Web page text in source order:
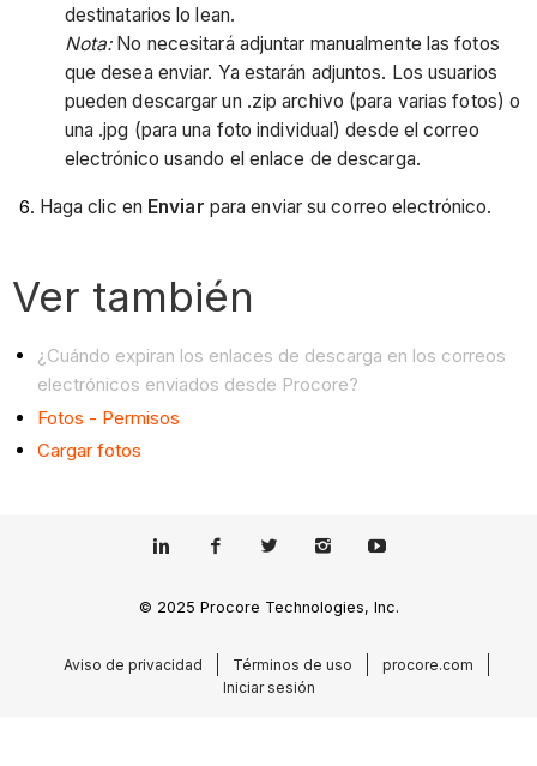
destinatarios lo lean.
Nota:No necesitará adjuntar manualmente las fotos
que desea enviar. Ya estarán adjuntos. Los usuarios
pueden descargar un .zip archivo (para varias fotos) o
una .jpg (para una foto individual) desde el correo
electrónico usando el enlace de descarga.
Haga clic en Enviar para enviar su correo electrónico.
Ver también
¿Cuándo expiran los enlaces de descarga en los correos
electrónicos enviados desde Procore?
Fotos - Permisos
Cargar fotos
© 2025 Procore Technologies, Inc.
Aviso de privacidad Términos de uso
procore.com
Iniciar sesión